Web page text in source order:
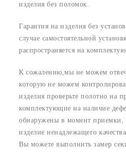
изделия без поломок.
Гарантия на изделия без
случае самостоятельной
распространяется на
К сожалению,мы не можем
которую не можем
изделия проверьте полотно на
комплектующие на наличие
обнаружены в момент приемки,
изделие ненадлежащего
Вы можете выполнить замер